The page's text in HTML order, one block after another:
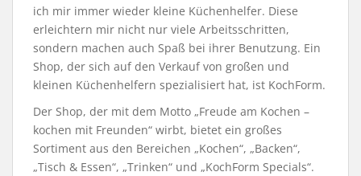
ich mir immer wieder kleine Küchenhelfer. Diese
erleichtern mir nicht nur viele Arbeitsschritten,
sondern machen auch Spaß bei ihrer Benutzung. Ein
Shop, der sich auf den Verkauf von großen und
kleinen Küchenhelfern spezialisiert hat, ist KochForm.
Der Shop, der mit dem Motto „Freude am Kochen –
kochen mit Freunden“ wirbt, bietet ein großes
Sortiment aus den Bereichen „Kochen“, „Backen“,
„Tisch & Essen“, „Trinken“ und „KochForm Specials“.